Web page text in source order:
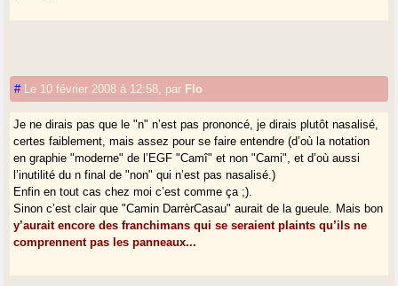
# Le 10 février 2008 à 12:58 par Flo
Je ne dirais pas que le "n" n’est pas prononcé, je dirais plutôt nasalisé,
certes faiblement, mais assez pour se faire entendre (d’où la notation
en graphie "moderne" de l’EGF "Camî" et non "Cami", et d’où aussi
l’inutilité du n final de "non" qui n’est pas nasalisé.)
Enfin en tout cas chez moi c’est comme ça ;).
Sinon c’est clair que "Camin DarrèrCasau" aurait de la gueule. Mais bon
y’aurait encore des franchimans qui se seraient plaints qu’ils ne
comprennent pas les panneaux...